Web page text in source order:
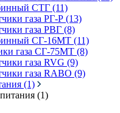
СТГ (11)
газа РГ-Р (13)
газа РВГ (8)
СГ-16МТ (11)
газа СГ-75МТ (8)
газа RVG (9)
газа RABO (9)
(1)
(1)